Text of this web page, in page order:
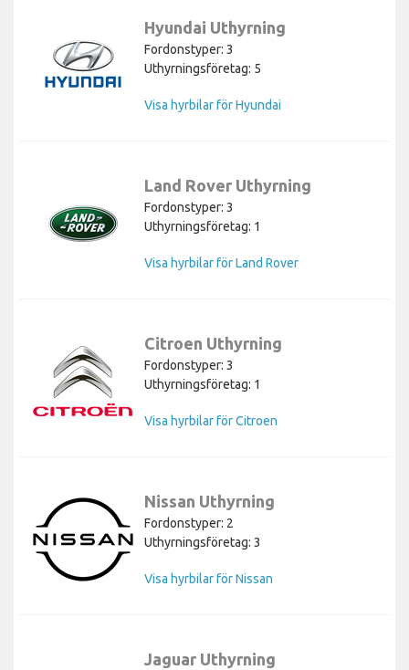
Hyundai Uthyrning
Fordonstyper: 3
Uthyrningsföretag: 5
Visa hyrbilar för Hyundai
Land Rover Uthyrning
Fordonstyper: 3
Uthyrningsföretag: 1
Visa hyrbilar för Land Rover
Citroen Uthyrning
Fordonstyper: 3
Uthyrningsföretag: 1
Visa hyrbilar för Citroen
Nissan Uthyrning
Fordonstyper: 2
Uthyrningsföretag: 3
Visa hyrbilar för Nissan
Jaguar Uthyrning